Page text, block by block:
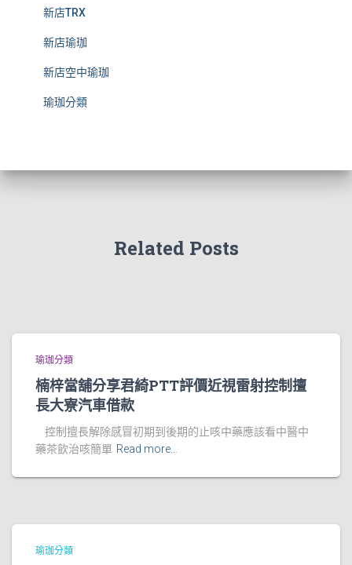
新店TRX
新店瑜珈
新店空中瑜珈
瑜珈分類
Related Posts
瑜珈分類
楠梓當舖分享君綺PTT評價近視雷射控制擅
長大寮汽車借款
控制擅長解除感冒初期到後期的止咳中藥應該看中醫中
藥茶飲治咳簡單 Read more…
瑜珈分類